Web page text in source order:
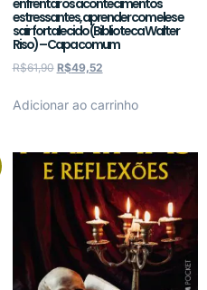
estressantes, aprender com eles e
sair fortalecido (Biblioteca Walter
Riso) – Capa comum
R$61,90 R$49,52
Adicionar ao carrinho